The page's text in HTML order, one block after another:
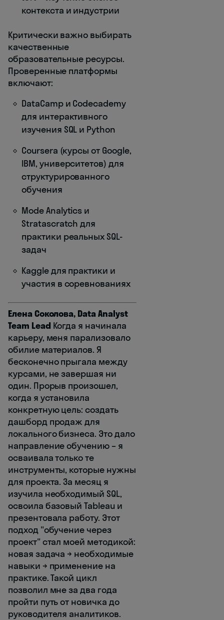
контекста и индустрии
Критически важно выбирать
качественные
образовательные ресурсы.
Проверенные платформы
включают:
DataCamp и Codecademy
для интерактивного
изучения SQL и Python
Coursera (курсы от Google,
IBM, университетов) для
структурированного
обучения
Mode Analytics и
Stratascratch для
практики реальных SQL-
задач
Kaggle для практики и
участия в соревнованиях
Елена Соколова, Data Analyst
Team Lead Когда я начинала
карьеру, меня парализовало
обилие материалов. Я
бесконечно прыгала между
курсами, не завершая ни
один. Прорыв произошел,
когда я установила
конкретную цель: создать
дашборд продаж для
локального бизнеса. Это дало
направление обучению – я
осваивала только те
инструменты, которые нужны
для проекта. За месяц я
изучила необходимый SQL,
освоила базовый Tableau и
презентовала работу. Этот
подход "обучение через
проект" стал моей методикой:
новая задача → необходимые
навыки → применение на
практике. Такой цикл
позволил мне за два года
пройти путь от новичка до
руководителя аналитиков.